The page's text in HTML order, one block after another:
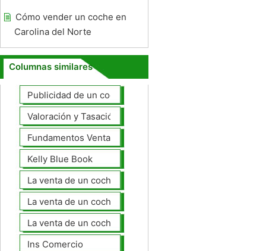
Cómo vender un coche en
Carolina del Norte
Columnas similares
Publicidad de un coche para la venta
Valoración y Tasación
Fundamentos Venta de coches
Kelly Blue Book
La venta de un coche en línea
La venta de un coche usted mismo
La venta de un coche a un taller de
Ins Comercio